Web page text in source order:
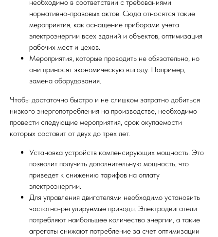
необходимо в соответствии с требованиями
нормативно-правовых актов. Сюда относятся такие
мероприятия, как оснащение приборами учета
электроэнергии всех зданий и объектов, оптимизация
рабочих мест и цехов.
Мероприятия, которые проводить не обязательно, но
они приносят экономическую выгоду. Например,
замена оборудования.
Чтобы достаточно быстро и не слишком затратно добиться
низкого энергопотребления на производстве, необходимо
провести следующие мероприятия, срок окупаемости
которых составит от двух до трех лет.
Установка устройств компенсирующих мощность. Это
позволит получить дополнительную мощность, что
приведет к снижению тарифов на оплату
электроэнергии.
Для управления двигателями необходимо установить
частотно-регулируемые приводы. Электродвигатели
потребляют наибольшее количество энергии, а такие
агрегаты снижают потребление за счет оптимизации